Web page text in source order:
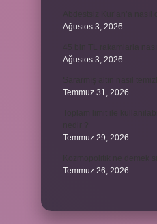
Ağustos 3, 2026
Ağustos 3, 2026
Temmuz 31, 2026
Temmuz 29, 2026
Temmuz 26, 2026